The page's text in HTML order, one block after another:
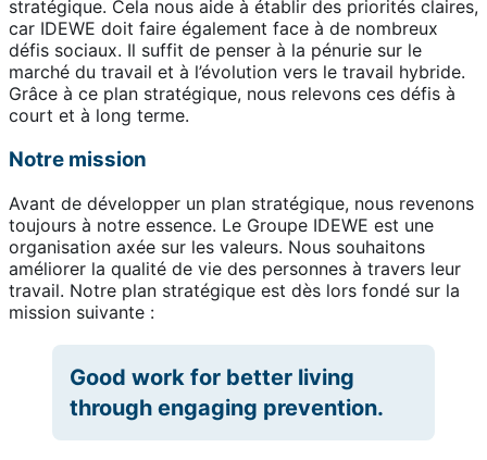
stratégique. Cela nous aide à établir des priorités claires,
car IDEWE doit faire également face à de nombreux
défis sociaux. Il suffit de penser à la pénurie sur le
marché du travail et à l’évolution vers le travail hybride.
Grâce à ce plan stratégique, nous relevons ces défis à
court et à long terme.
Notre mission
Avant de développer un plan stratégique, nous revenons
toujours à notre essence. Le Groupe IDEWE est une
organisation axée sur les valeurs. Nous souhaitons
améliorer la qualité de vie des personnes à travers leur
travail. Notre plan stratégique est dès lors fondé sur la
mission suivante :
Good work for better living
through engaging prevention.